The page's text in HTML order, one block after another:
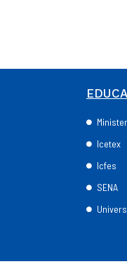
Icetex
Icfes
SENA